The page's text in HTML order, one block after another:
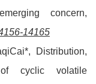
concern,
14165
Distribution,
of cyclic volatile